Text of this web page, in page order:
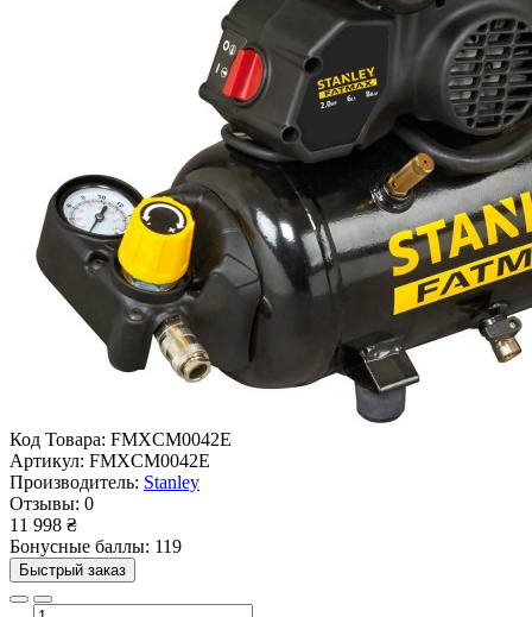
Код Товара: FMXCM0042E
Артикул: FMXCM0042E
Производитель: Stanley
Отзывы: 0
11 998 ₴
Бонусные баллы: 119
Быстрый заказ